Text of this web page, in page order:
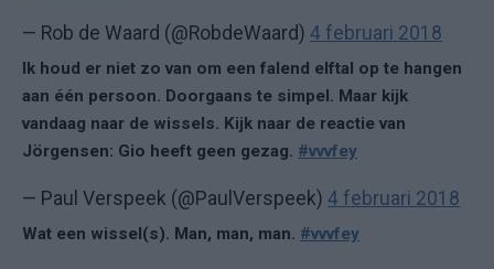
— Rob de Waard (@RobdeWaard) 4 februari 2018
Ik houd er niet zo van om een falend elftal op te hangen
aan één persoon. Doorgaans te simpel. Maar kijk
vandaag naar de wissels. Kijk naar de reactie van
Jörgensen: Gio heeft geen gezag. #vvvfey
— Paul Verspeek (@PaulVerspeek) 4 februari 2018
Wat een wissel(s). Man, man, man. #vvvfey